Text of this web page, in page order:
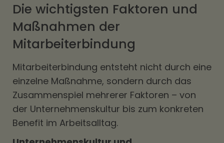
Die wichtigsten Faktoren und
Maßnahmen der
Mitarbeiterbindung
Mitarbeiterbindung entsteht nicht durch eine
einzelne Maßnahme, sondern durch das
Zusammenspiel mehrerer Faktoren – von
der Unternehmenskultur bis zum konkreten
Benefit im Arbeitsalltag.